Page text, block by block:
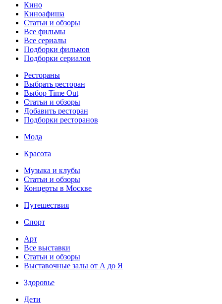
Кино
Киноафиша
Статьи и обзоры
Все фильмы
Все сериалы
Подборки фильмов
Подборки сериалов
Рестораны
Выбрать ресторан
Выбор Time Out
Статьи и обзоры
Добавить ресторан
Подборки ресторанов
Мода
Красота
Музыка и клубы
Статьи и обзоры
Концерты в Москве
Путешествия
Спорт
Арт
Все выставки
Статьи и обзоры
Выставочные залы от А до Я
Здоровье
Дети